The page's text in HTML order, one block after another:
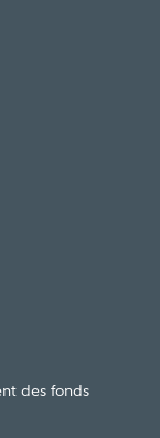
des fonds